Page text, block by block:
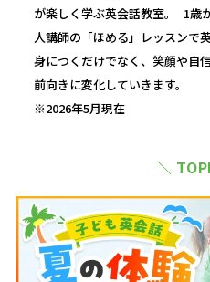
が楽しく学ぶ英会話教室。 1歳
人講師の「ほめる」レッスンで
身につくだけでなく、笑顔や自
前向きに変化していきます。
※2026年5月現在
＼